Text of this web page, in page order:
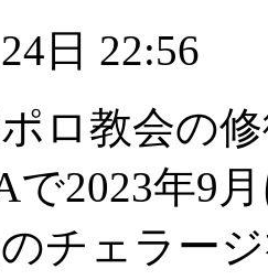
日 22:56
ロ教会の
で2023年9
チェラー